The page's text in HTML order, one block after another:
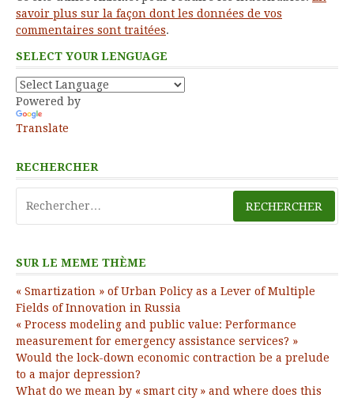
savoir plus sur la façon dont les données de vos
commentaires sont traitées.
SELECT YOUR LENGUAGE
Powered by
Translate
RECHERCHER
SUR LE MEME THÈME
« Smartization » of Urban Policy as a Lever of Multiple
Fields of Innovation in Russia
« Process modeling and public value: Performance
measurement for emergency assistance services? »
Would the lock-down economic contraction be a prelude
to a major depression?
What do we mean by « smart city » and where does this